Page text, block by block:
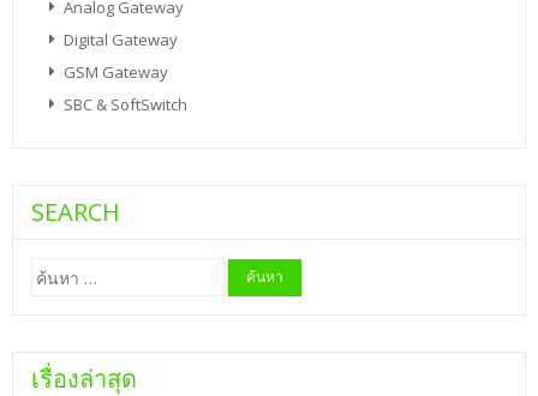
Analog Gateway
Digital Gateway
GSM Gateway
SBC & SoftSwitch
SEARCH
ค้นหา
สำหรับ:
เรื่องล่าสุด